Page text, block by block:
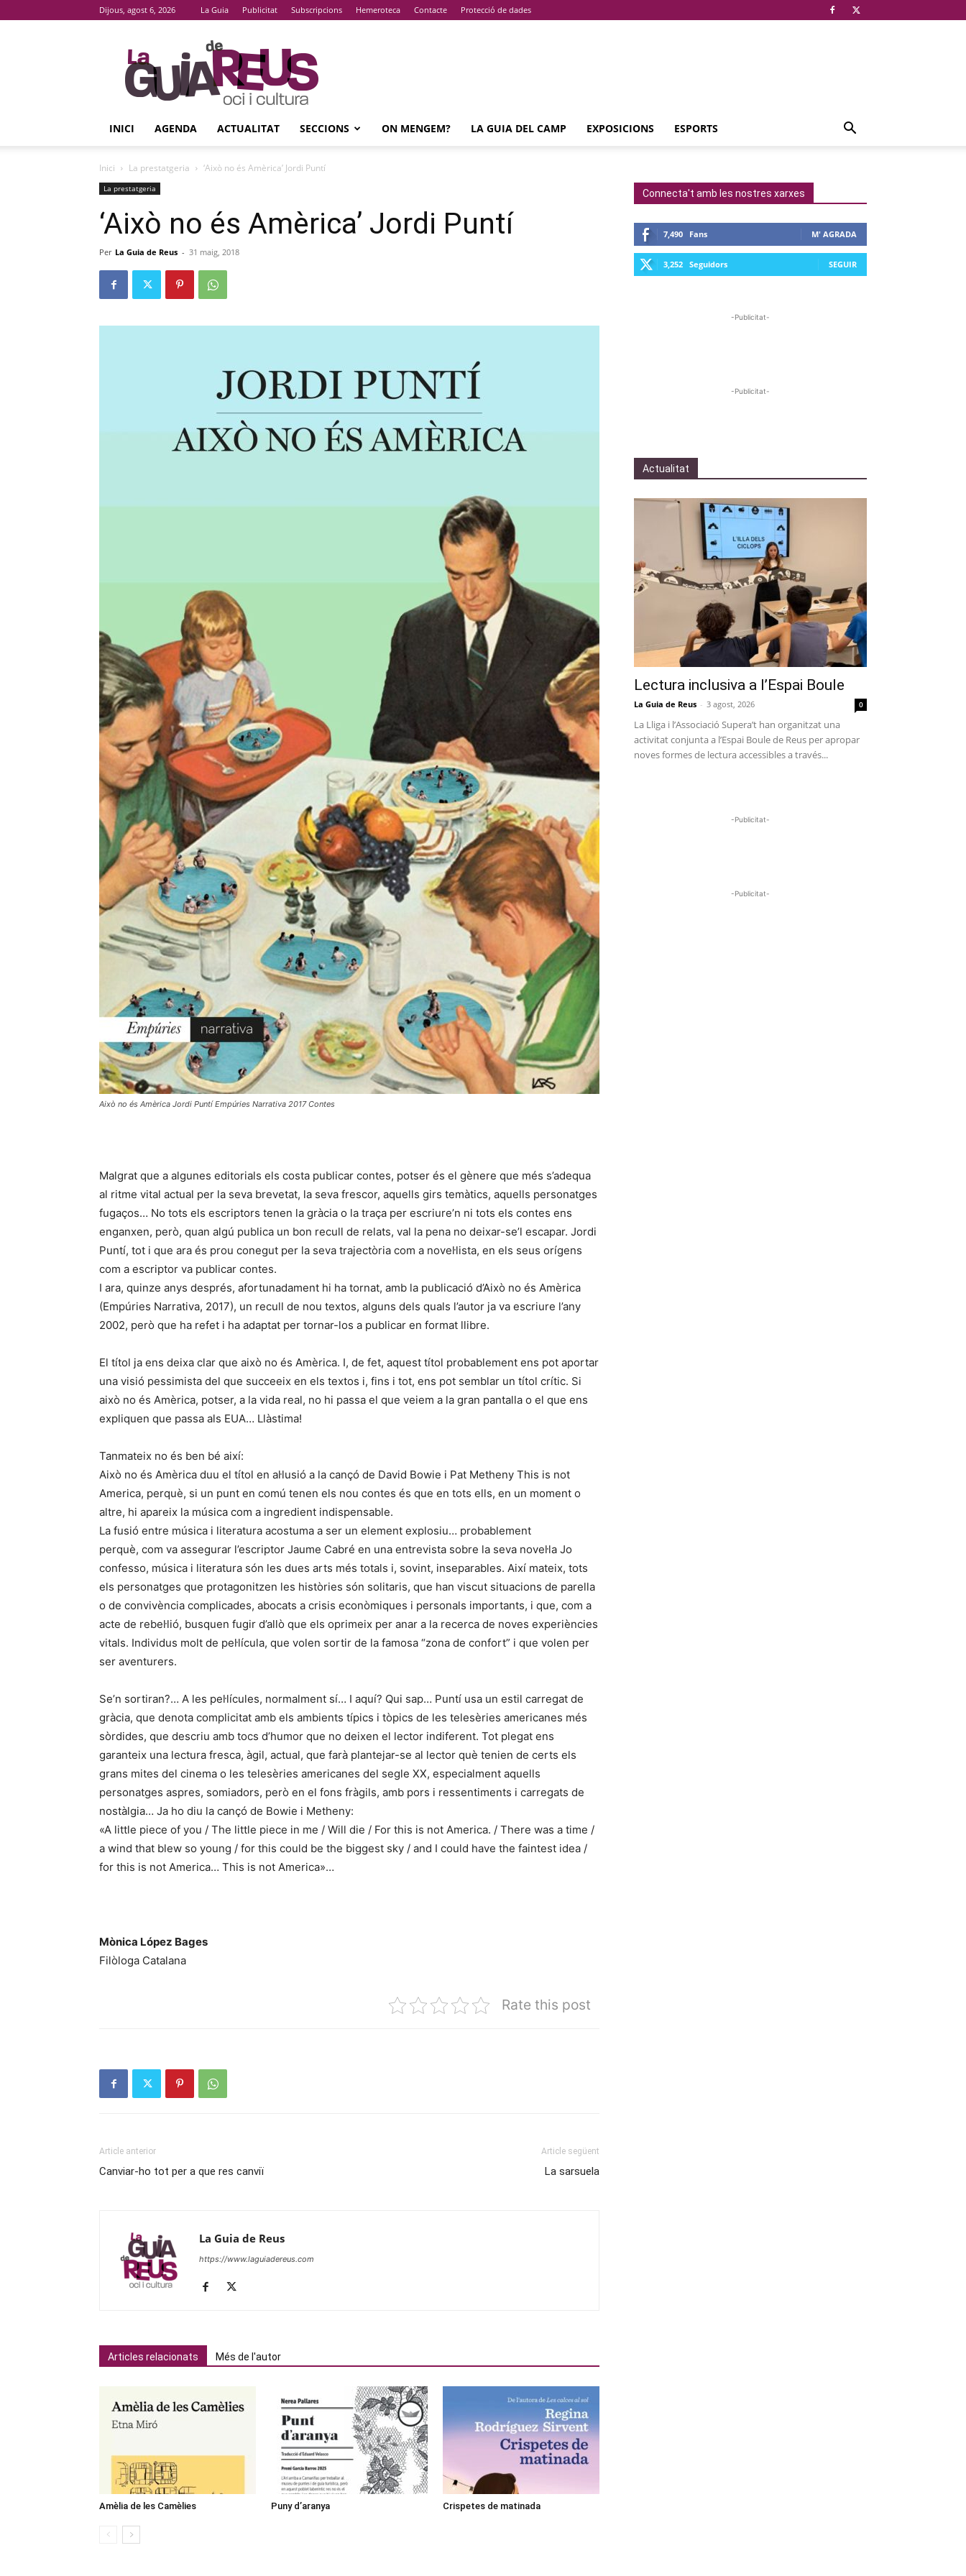
Dijous, agost 6, 2026 La Guia Publicitat Subscripcions Hemeroteca Contacte Protecció de dades
La
Guia
De
Reus
INICI AGENDA ACTUALITAT SECCIONS ON MENGEM? LA GUIA DEL CAMP EXPOSICIONS ESPORTS
Inici La prestatgeria ‘Això no és Amèrica’ Jordi Puntí
La prestatgeria
‘Això no és Amèrica’ Jordi Puntí
Per La Guia de Reus - 31 maig, 2018
Això no és Amèrica Jordi Puntí Empúries Narrativa 2017 Contes
Malgrat que a algunes editorials els costa publicar contes, potser és el gènere que més s’adequa
al ritme vital actual per la seva brevetat, la seva frescor, aquells girs temàtics, aquells personatges
fugaços… No tots els escriptors tenen la gràcia o la traça per escriure’n ni tots els contes ens
enganxen, però, quan algú publica un bon recull de relats, val la pena no deixar-se’l escapar. Jordi
Puntí, tot i que ara és prou conegut per la seva trajectòria com a novel·lista, en els seus orígens
com a escriptor va publicar contes.
I ara, quinze anys després, afortunadament hi ha tornat, amb la publicació d’Això no és Amèrica
(Empúries Narrativa, 2017), un recull de nou textos, alguns dels quals l’autor ja va escriure l’any
2002, però que ha refet i ha adaptat per tornar-los a publicar en format llibre.
El títol ja ens deixa clar que això no és Amèrica. I, de fet, aquest títol probablement ens pot aportar
una visió pessimista del que succeeix en els textos i, fins i tot, ens pot semblar un títol crític. Si
això no és Amèrica, potser, a la vida real, no hi passa el que veiem a la gran pantalla o el que ens
expliquen que passa als EUA… Llàstima!
Tanmateix no és ben bé així:
Això no és Amèrica duu el títol en al·lusió a la cançó de David Bowie i Pat Metheny This is not
America, perquè, si un punt en comú tenen els nou contes és que en tots ells, en un moment o
altre, hi apareix la música com a ingredient indispensable.
La fusió entre música i literatura acostuma a ser un element explosiu… probablement
perquè, com va assegurar l’escriptor Jaume Cabré en una entrevista sobre la seva novel·la Jo
confesso, música i literatura són les dues arts més totals i, sovint, inseparables. Així mateix, tots
els personatges que protagonitzen les històries són solitaris, que han viscut situacions de parella
o de convivència complicades, abocats a crisis econòmiques i personals importants, i que, com a
acte de rebel·lió, busquen fugir d’allò que els oprimeix per anar a la recerca de noves experiències
vitals. Individus molt de pel·lícula, que volen sortir de la famosa “zona de confort” i que volen per
ser aventurers.
Se’n sortiran?… A les pel·lícules, normalment sí… I aquí? Qui sap… Puntí usa un estil carregat de
gràcia, que denota complicitat amb els ambients típics i tòpics de les telesèries americanes més
sòrdides, que descriu amb tocs d’humor que no deixen el lector indiferent. Tot plegat ens
garanteix una lectura fresca, àgil, actual, que farà plantejar-se al lector què tenien de certs els
grans mites del cinema o les telesèries americanes del segle XX, especialment aquells
personatges aspres, somiadors, però en el fons fràgils, amb pors i ressentiments i carregats de
nostàlgia… Ja ho diu la cançó de Bowie i Metheny:
«A little piece of you / The little piece in me / Will die / For this is not America. / There was a time /
a wind that blew so young / for this could be the biggest sky / and I could have the faintest idea /
for this is not America… This is not America»…
Mònica López Bages
Filòloga Catalana
Rate this post
Article anterior
Canviar-ho tot per a que res canviï
Article següent
La sarsuela
La Guia de Reus
https://www.laguiadereus.com
Articles relacionats Més de l'autor
Amèlia de les Camèlies Puny d’aranya Crispetes de matinada
Connecta't amb les nostres xarxes
7,490 Fans M' AGRADA
3,252 Seguidors SEGUIR
-Publicitat-
-Publicitat-
Actualitat
Lectura inclusiva a l’Espai Boule
La Guia de Reus - 3 agost, 2026 0
La Lliga i l’Associació Supera’t han organitzat una
activitat conjunta a l’Espai Boule de Reus per apropar
noves formes de lectura accessibles a través...
-Publicitat-
-Publicitat-